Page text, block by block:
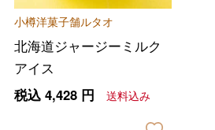
小樽洋菓子舗ルタオ
北海道ジャージーミルク
アイス
税込 4,428円 送料込み
ベビー＆キッズ
お香典返し
父の日
敬老の日